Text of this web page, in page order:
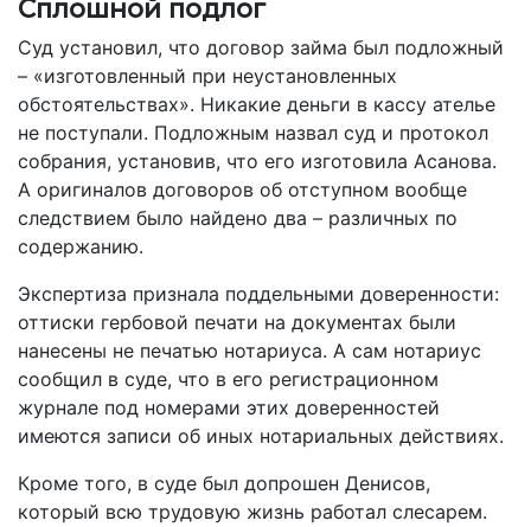
Сплошной подлог
Суд установил, что договор займа был подложный
– «изготовленный при неустановленных
обстоятельствах». Никакие деньги в кассу ателье
не поступали. Подложным назвал суд и протокол
собрания, установив, что его изготовила Асанова.
А оригиналов договоров об отступном вообще
следствием было найдено два – различных по
содержанию.
Экспертиза признала поддельными доверенности:
оттиски гербовой печати на документах были
нанесены не печатью нотариуса. А сам нотариус
сообщил в суде, что в его регистрационном
журнале под номерами этих доверенностей
имеются записи об иных нотариальных действиях.
Кроме того, в суде был допрошен Денисов,
который всю трудовую жизнь работал слесарем.